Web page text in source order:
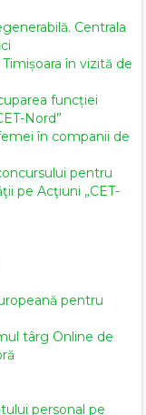
Centrala
în vizită de
funcției
Nord”
în companii de
pentru
pe Acţiuni „CET-
pentru
târg Online de
personal pe